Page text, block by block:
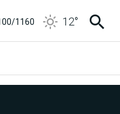
/4
12°